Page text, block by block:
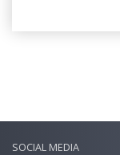
SOCIAL MEDIA